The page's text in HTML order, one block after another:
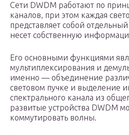
Сети DWDM работают по
каналов, при этом каждая
представляет собой
несет собственную
Его основными функциями
мультиплексирования и
именно — объединение
световом пучке и выделение
спектрального канала из
развитые устройства DWDM
коммутировать волны.